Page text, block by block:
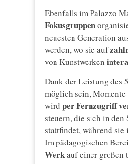
Ebenfalls im Palazzo
Fokusgruppen
neuesten Generation
werden, wo sie auf
von Kunstwerken
Dank der Leistung des
möglich sein, Momente
wird per Fernzugriff
steuern, die sich in den
stattfindet, während
Im pädagogischen
Werkauf einer großen